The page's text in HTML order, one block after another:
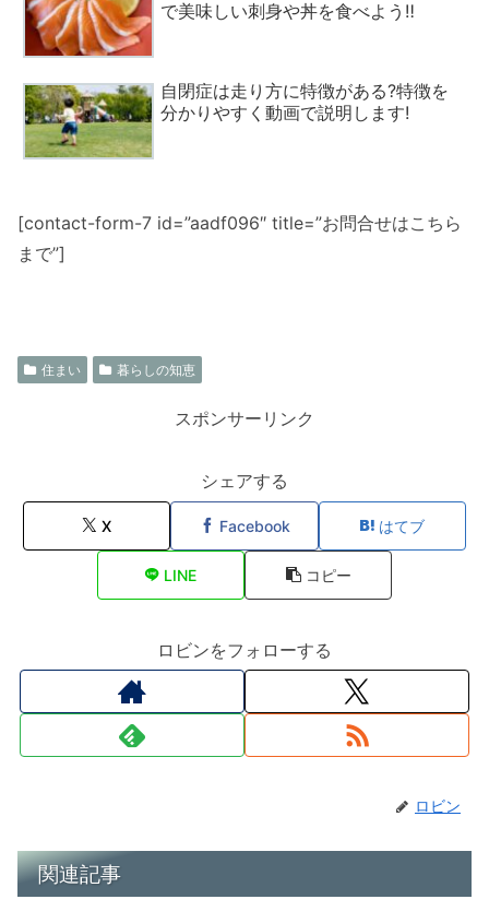
で美味しい刺身や丼を食べよう‼
自閉症は走り方に特徴がある?特徴を
分かりやすく動画で説明します!
[contact-form-7 id=”aadf096″ title=”お問合せはこちら
まで”]
住まい 暮らしの知恵
スポンサーリンク
シェアする
X Facebook はてブ
LINE コピー
ロビンをフォローする
ロビン
関連記事